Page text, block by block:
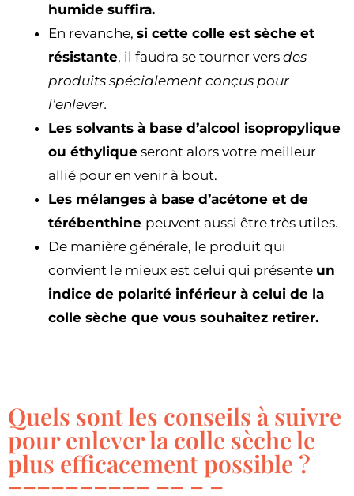
humide suffira.
En revanche, si cette colle est sèche et
résistante, il faudra se tourner vers des
produits spécialement conçus pour
l’enlever.
Les solvants à base d’alcool isopropylique
ou éthylique seront alors votre meilleur
allié pour en venir à bout.
Les mélanges à base d’acétone et de
térébenthine peuvent aussi être très utiles.
De manière générale, le produit qui
convient le mieux est celui qui présente un
indice de polarité inférieur à celui de la
colle sèche que vous souhaitez retirer.
Quels sont les conseils à suivre
pour enlever la colle sèche le
plus efficacement possible ?